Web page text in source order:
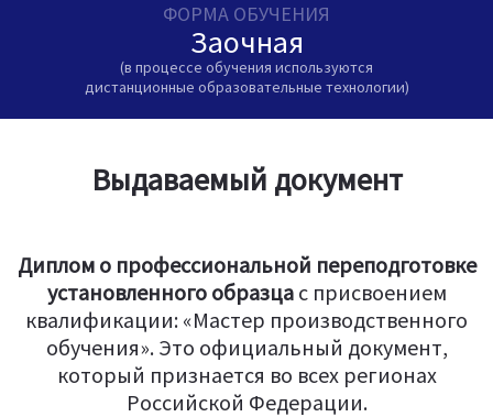
ФОРМА ОБУЧЕНИЯ
Заочная
(в процессе обучения используются
дистанционные образовательные технологии)
Выдаваемый документ
Диплом о профессиональной переподготовке
установленного образцаc присвоением
квалификации: «Мастер производственного
обучения». Это официальный документ,
который признается во всех регионах
Российской Федерации.